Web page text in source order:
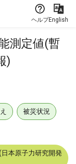
ヘルプEnglish
測定値(暫
)
被災状況
本原子力研究開発